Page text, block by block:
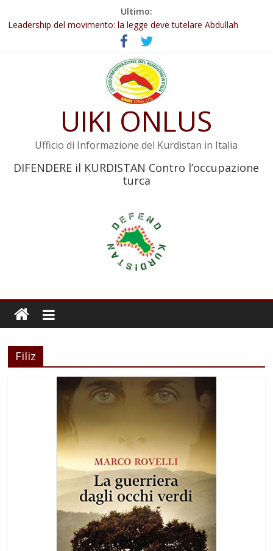
Ultimo:
Abdullah Öcalan: Le legge negativa deve essere trasformata in
legge positiva
Leadership del movimento: la legge deve tutelare Abdullah
Commissione donne del KNK: Şengal è di nuovo sotto minaccia
Non tenere conto della situazione di Rêber Apo ostacolerebbe
Il KNK chiede un’azione internazionale contro i crimini di guerra
UIKI ONLUS
Ufficio di Informazione del Kurdistan in Italia
DIFENDERE il KURDISTAN Contro l’occupazione
turca
Filiz